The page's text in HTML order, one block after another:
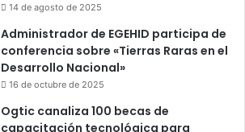
14 de agosto de 2025
Administrador de EGEHID participa de
conferencia sobre «Tierras Raras en el
Desarrollo Nacional»
16 de octubre de 2025
Ogtic canaliza 100 becas de
capacitación tecnológica para